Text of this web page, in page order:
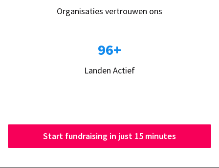
Organisaties vertrouwen ons
96+
Landen Actief
Start fundraising in just 15 minutes